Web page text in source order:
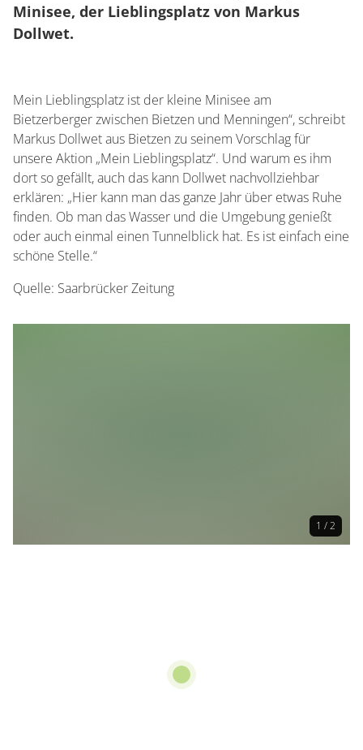
Minisee, der Lieblingsplatz von Markus
Dollwet.
Mein Lieblingsplatz ist der kleine Minisee am
Bietzerberger zwischen Bietzen und Menningen“, schreibt
Markus Dollwet aus Bietzen zu seinem Vorschlag für
unsere Aktion „Mein Lieblingsplatz“. Und warum es ihm
dort so gefällt, auch das kann Dollwet nachvollziehbar
erklären: „Hier kann man das ganze Jahr über etwas Ruhe
finden. Ob man das Wasser und die Umgebung genießt
oder auch einmal einen Tunnelblick hat. Es ist einfach eine
schöne Stelle.“
Quelle: Saarbrücker Zeitung
1 / 2